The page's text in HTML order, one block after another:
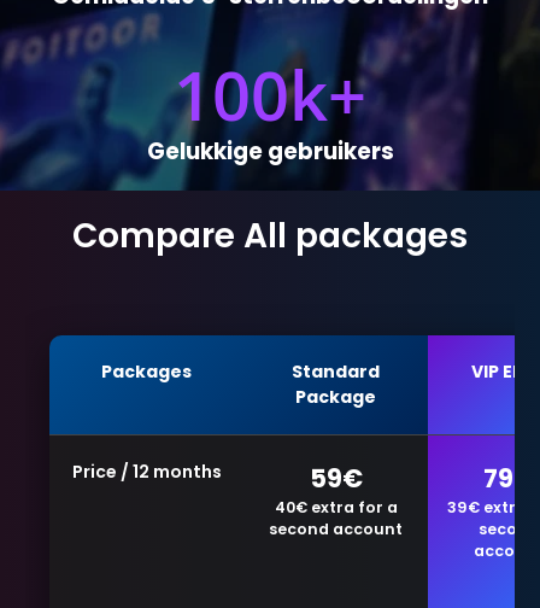
100k+
Gelukkige gebruikers
Compare All packages
Packages
Standard
Package
VIP
Price / 12 months 59€
40€ extra for a
second account
79€
39€ extra
second